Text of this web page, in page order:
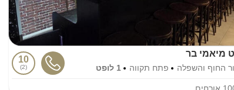
מיאמי בר
החוף והשפלה פתח תקווה 1 לופט
10
2